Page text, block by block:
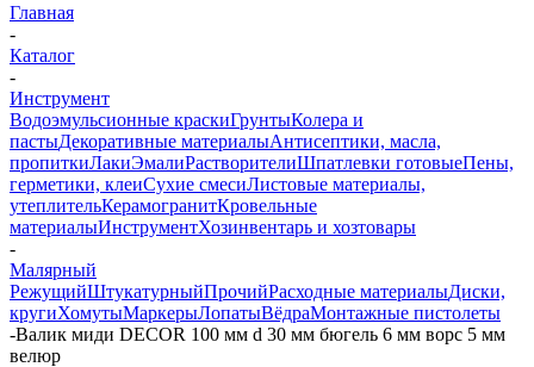
Главная
-
Каталог
-
Инструмент
Водоэмульсионные краскиГрунтыКолера и
пастыДекоративные материалыАнтисептики, масла,
пропиткиЛакиЭмалиРастворителиШпатлевки готовыеПены,
герметики, клеиСухие смесиЛистовые материалы,
утеплительКерамогранитКровельные
материалыИнструментХозинвентарь и хозтовары
-
Малярный
РежущийШтукатурныйПрочийРасходные материалыДиски,
кругиХомутыМаркерыЛопатыВёдраМонтажные пистолеты
-Валик миди DЕCOR 100 мм d 30 мм бюгель 6 мм ворс 5 мм
велюр